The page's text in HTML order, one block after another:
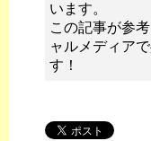
います。
この記事が参
ャルメディア
す！